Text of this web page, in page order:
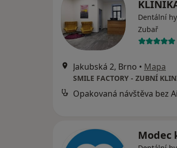
Dentální
Zubař
Jakubská 2, Brno • Mapa
SMILE FACTORY - ZUBNÍ
Opakovaná návštěva bez
Modec